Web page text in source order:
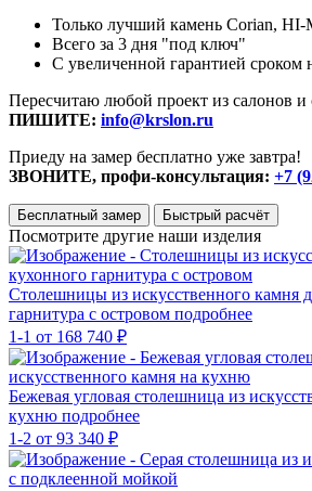
Только лучший камень Corian, HI-
Всего за 3 дня "под ключ"
С увеличенной гарантией сроком
Пересчитаю любой проект из салонов и
ПИШИТЕ: info@krslon.ru
Приеду на замер бесплатно уже завтра!
ЗВОНИТЕ, профи-консультация: +7
Бесплатный замер Быстрый расчёт
Посмотрите другие наши изделия
Столешницы из искусственного камня
гарнитура с островом подробнее
1-1 от 168 740 ₽
Бежевая угловая столешница из
кухню подробнее
1-2 от 93 340 ₽